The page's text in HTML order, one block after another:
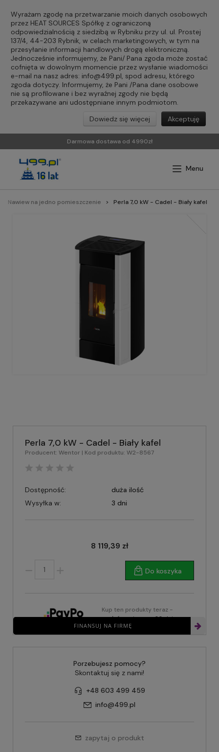
Wyrażam zgodę na przetwarzanie moich danych osobowych
przez HEAT SOURCES Spółkę z ograniczoną
odpowiedzialnością z siedzibą w Rybniku przy ul. ul. Prostej
137/4, 44-203 Rybnik, w celach marketingowych, w tym na
przesyłanie informacji handlowych drogą elektroniczną.
Jednocześnie informujemy, że Pani/ Pana zgoda może zostać
cofnięta w dowolnym momencie przez wysłanie wiadomości
e-mail na nasz adres: info@499.pl, spod adresu, którego
zgoda dotyczy. Informujemy, że Pani /Pana dane osobowe
nie są profilowane i bez wyraźnej zgody nie będą
przekazywane ani udostępniane innym podmiotom.
Akceptuję
Dowiedz się więcej
Darmowa dostawa od 4990zł
Nawiew na jedno pomieszczenie Perla 7,0 kW - Cadel - Biały kafel
Perla 7,0 kW - Cadel - Biały kafel
Producent: Wentor | Kod produktu: W2-8567
Dostępność:
duża ilość
Wysyłka w:
3 dni
8 119,39 zł
Do koszyka
FINANSUJ NA FIRMĘ
Kup ten produkty teraz -
zapłać za niego za 30 dni
Porzebujesz pomocy?
Skontaktuj się z nami!
+48 603 499 459
info@499.pl
zapytaj o produkt